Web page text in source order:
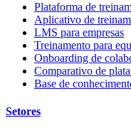
Plataforma de
Aplicativo de
LMS para empresas
Treinamento para
Onboarding de
Comparativo de
Base de
Setores